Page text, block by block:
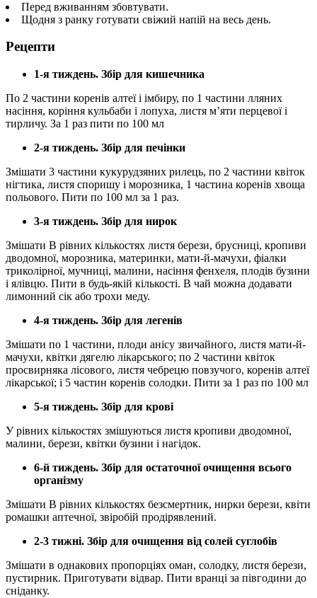
Перед вживанням збовтувати.
Щодня з ранку готувати свіжий напій на весь день.
Рецепти
1-я тиждень. Збір для кишечника
По 2 частини коренів алтеї і імбиру, по 1 частини лляних
насіння, коріння кульбаби і лопуха, листя м’яти перцевої і
тирличу. За 1 раз пити по 100 мл
2-я тиждень. Збір для печінки
Змішати 3 частини кукурудзяних рилець, по 2 частини квіток
нігтика, листя споришу і морозника, 1 частина коренів хвоща
польового. Пити по 100 мл за 1 раз.
3-я тиждень. Збір для нирок
Змішати В рівних кількостях листя берези, брусниці, кропиви
дводомної, морозника, материнки, мати-й-мачухи, фіалки
триколірної, мучниці, малини, насіння фенхеля, плодів бузини
і ялівцю. Пити в будь-якій кількості. В чай можна додавати
лимонний сік або трохи меду.
4-я тиждень. Збір для легенів
Змішати по 1 частини, плоди анісу звичайного, листя мати-й-
мачухи, квітки дягелю лікарського; по 2 частини квіток
просвирняка лісового, листя чебрецю повзучого, коренів алтеї
лікарської; і 5 частин коренів солодки. Пити за 1 раз по 100 мл
5-я тиждень. Збір для крові
У рівних кількостях змішуються листя кропиви дводомної,
малини, берези, квітки бузини і нагідок.
6-й тиждень. Збір для остаточної очищення всього
організму
Змішати В рівних кількостях безсмертник, нирки берези, квіти
ромашки аптечної, звіробій продірявлений.
2-3 тижні. Збір для очищення від солей суглобів
Змішати в однакових пропорціях оман, солодку, листя берези,
пустирник. Приготувати відвар. Пити вранці за півгодини до
сніданку.